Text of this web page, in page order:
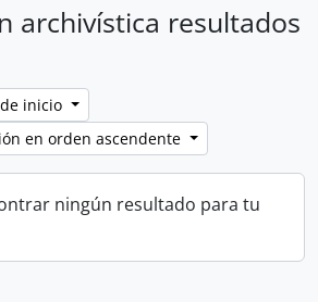
archivística resultados
inicio
en orden ascendente
ningún resultado para tu